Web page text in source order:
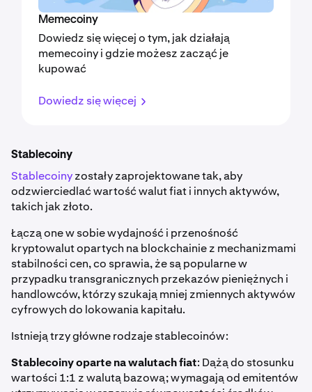
Memecoiny
Dowiedz się więcej o tym, jak działają
memecoiny i gdzie możesz zacząć je
kupować
Dowiedz się więcej
Stablecoiny
Stablecoinyzostały zaprojektowane tak, aby
odzwierciedlać wartość walut fiat i innych aktywów,
takich jak złoto.
Łączą one w sobie wydajność i przenośność
kryptowalut opartych na blockchainie z mechanizmami
stabilności cen, co sprawia, że są popularne w
przypadku transgranicznych przekazów pieniężnych i
handlowców, którzy szukają mniej zmiennych aktywów
cyfrowych do lokowania kapitału.
Istnieją trzy główne rodzaje stablecoinów:
Stablecoiny oparte na walutach fiat: Dążą do stosunku
wartości 1:1 z walutą bazową; wymagają od emitentów